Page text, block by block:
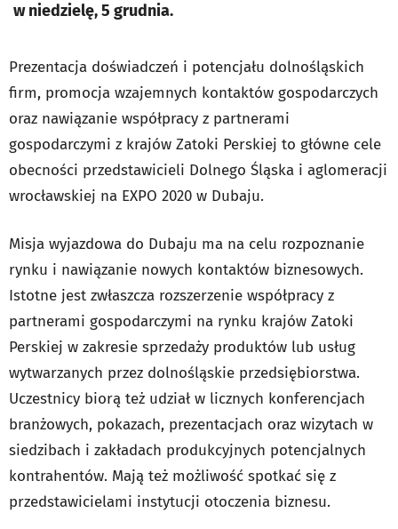
w niedzielę, 5 grudnia.
Prezentacja doświadczeń i potencjału dolnośląskich
firm, promocja wzajemnych kontaktów gospodarczych
oraz nawiązanie współpracy z partnerami
gospodarczymi z krajów Zatoki Perskiej to główne cele
obecności przedstawicieli Dolnego Śląska i aglomeracji
wrocławskiej na EXPO 2020 w Dubaju.
Misja wyjazdowa do Dubaju ma na celu rozpoznanie
rynku i nawiązanie nowych kontaktów biznesowych.
Istotne jest zwłaszcza rozszerzenie współpracy z
partnerami gospodarczymi na rynku krajów Zatoki
Perskiej w zakresie sprzedaży produktów lub usług
wytwarzanych przez dolnośląskie przedsiębiorstwa.
Uczestnicy biorą też udział w licznych konferencjach
branżowych, pokazach, prezentacjach oraz wizytach w
siedzibach i zakładach produkcyjnych potencjalnych
kontrahentów. Mają też możliwość spotkać się z
przedstawicielami instytucji otoczenia biznesu.